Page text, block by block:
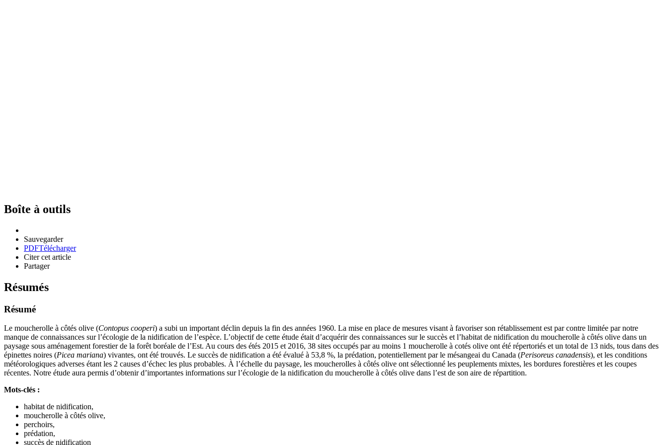
Boîte à outils
Sauvegarder
PDFTélécharger
Citer cet article
Partager
Résumés
Résumé
Le moucherolle à côtés olive (Contopus cooperi) a subi un important déclin depuis la fin des années 1960. La mise en place de mesures visant à favoriser son rétablissement est par contre limitée par notre
manque de connaissances sur l’écologie de la nidification de l’espèce. L’objectif de cette étude était d’acquérir des connaissances sur le succès et l’habitat de nidification du moucherolle à côtés olive dans un
paysage sous aménagement forestier de la forêt boréale de l’Est. Au cours des étés 2015 et 2016, 38 sites occupés par au moins 1 moucherolle à cotés olive ont été répertoriés et un total de 13 nids, tous dans des
épinettes noires (Picea mariana) vivantes, ont été trouvés. Le succès de nidification a été évalué à 53,8 %, la prédation, potentiellement par le mésangeai du Canada (Perisoreus canadensis), et les conditions
météorologiques adverses étant les 2 causes d’échec les plus probables. À l’échelle du paysage, les moucherolles à côtés olive ont sélectionné les peuplements mixtes, les bordures forestières et les coupes
récentes. Notre étude aura permis d’obtenir d’importantes informations sur l’écologie de la nidification du moucherolle à côtés olive dans l’est de son aire de répartition.
Mots-clés :
habitat de nidification,
moucherolle à côtés olive,
perchoirs,
prédation,
succès de nidification